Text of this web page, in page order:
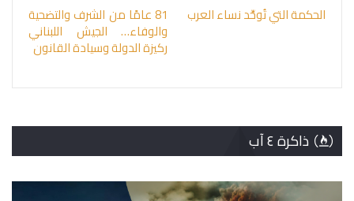
الحكمة التي تُوحِّد نساء العرب 81 عامًا من الشرف والتضحية
والوفاء… الجيش اللبناني
ركيزة الدولة وسيادة القانون
ذاكرة ٤ آب